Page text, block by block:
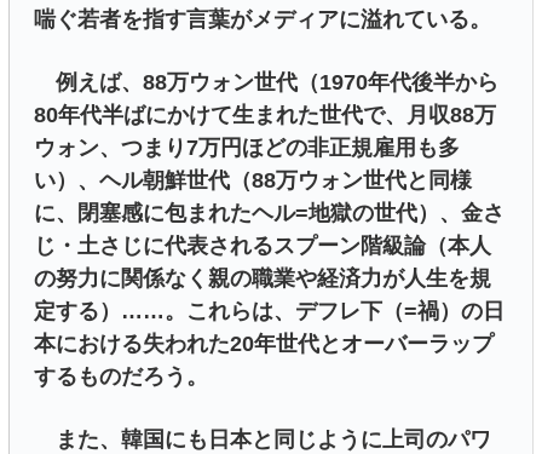
喘ぐ若者を指す言葉がメディアに溢れている。
例えば、88万ウォン世代（1970年代後半から
80年代半ばにかけて生まれた世代で、月収88万
ウォン、つまり7万円ほどの非正規雇用も多
い）、ヘル朝鮮世代（88万ウォン世代と同様
に、閉塞感に包まれたヘル=地獄の世代）、金さ
じ・土さじに代表されるスプーン階級論（本人
の努力に関係なく親の職業や経済力が人生を規
定する）……。これらは、デフレ下（=禍）の日
本における失われた20年世代とオーバーラップ
するものだろう。
また、韓国にも日本と同じように上司のパワ